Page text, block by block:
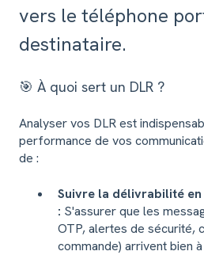
vers le téléphone
destinataire.
🎯 À quoi sert un DLR ?
Analyser vos DLR est
performance de vos
de :
Suivre la délivrabilité
: S'assurer que les
OTP, alertes de sécurité,
commande) arrivent bien